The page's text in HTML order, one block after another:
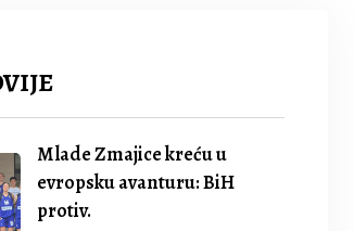
Mlade Zmajice kreću u
evropsku avanturu: BiH
protiv.